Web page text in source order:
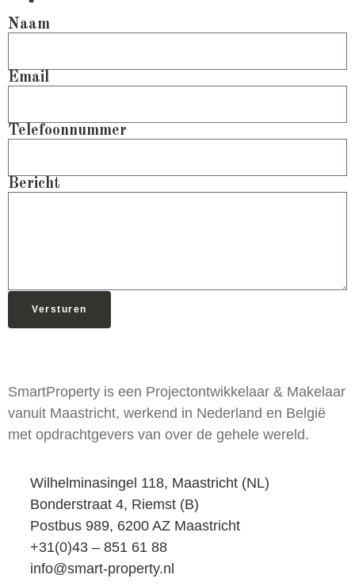
Naam
Email
Telefoonnummer
Bericht
Versturen
SmartProperty is een Projectontwikkelaar & Makelaar
vanuit Maastricht, werkend in Nederland en België
met opdrachtgevers van over de gehele wereld.
Wilhelminasingel 118, Maastricht (NL)
Bonderstraat 4, Riemst (B)
Postbus 989, 6200 AZ Maastricht
+31(0)43 – 851 61 88
info@smart-property.nl